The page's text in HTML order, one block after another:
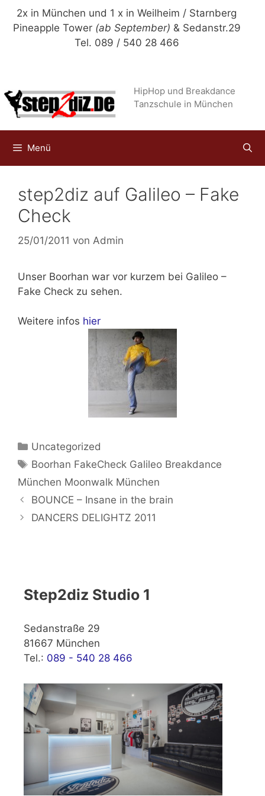
Zum
Inhalt
2x in München und 1 x in Weilheim / Starnberg
Pineapple Tower (ab September) & Sedanstr.29
Tel. 089 / 540 28 466
HipHop und Breakdance
Tanzschule in München
Menü
step2diz auf Galileo – Fake
Check
25/01/2011 von Admin
Unser Boorhan war vor kurzem bei Galileo –
Fake Check zu sehen.
Weitere infos hier
Kategorien
Uncategorized
Schlagwörter
Boorhan FakeCheck Galileo Breakdance
München Moonwalk München
BOUNCE – Insane in the brain
DANCERS DELIGHTZ 2011
Step2diz Studio 1
Sedanstraße 29
81667 München
Tel.: 089 - 540 28 466